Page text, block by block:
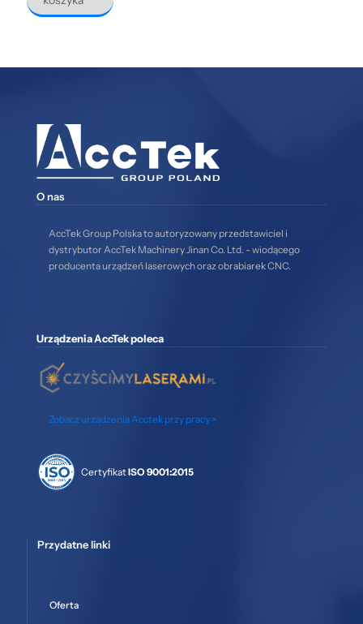
O nas
AccTek Group Polska to autoryzowany przedstawiciel i
dystrybutor AccTek Machinery Jinan Co. Ltd. - wiodącego
producenta urządzeń laserowych oraz obrabiarek CNC.
Urządzenia AccTek poleca
Zobacz urządzenia Acctek przy pracy >
CertyfikatISO 9001:2015
Przydatne linki
Oferta